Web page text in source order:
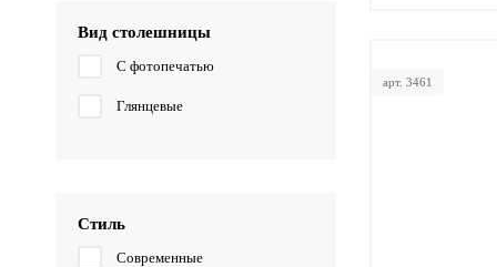
Вид столешницы
С фотопечатью
Глянцевые
Стиль
Современные
арт. 3461